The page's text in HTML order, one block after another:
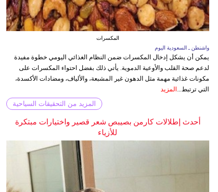
المكسرات
واشنطن ـ السعودية اليوم
يمكن أن يشكل إدخال المكسرات ضمن النظام الغذائي اليومي خطوة مفيدة
لدعم صحة القلب والأوعية الدموية. يأتي ذلك بفضل احتواء المكسرات على
مكونات غذائية مهمة مثل الدهون غير المشبعة، والألياف، ومضادات الأكسدة،
التي ترتبط... المزيد
المزيد من التحقيقات السياحية
أحدث إطلالات كارمن بصيبص شعر قصير واختيارات مبتكرة
للأزياء